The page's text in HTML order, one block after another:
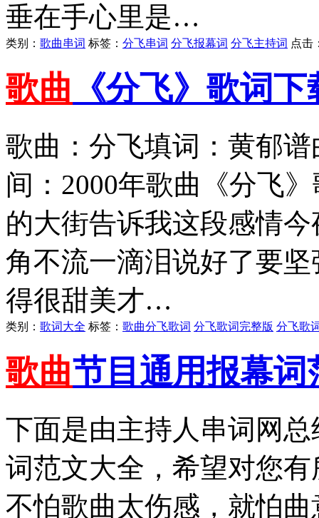
垂在手心里是…
类别： 歌曲串词 标签： 分飞串词 分飞报幕词 分飞主持词 点击
歌曲 《分飞》歌词下
歌曲：分飞填词：黄郁
间：2000年歌曲《分飞
的大街告诉我这段感情
角不流一滴泪说好了要
得很甜美才…
类别： 歌词大全 标签： 歌曲分飞歌词 分飞歌词完整版 分飞歌
歌曲节目通用报幕词
下面是由主持人串词网
词范文大全，希望对您
不怕歌曲太伤感，就怕